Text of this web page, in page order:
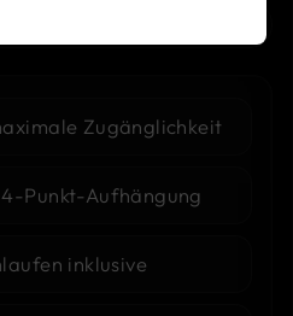
Zugänglichkeit
Punkt-Aufhängung
inklusive